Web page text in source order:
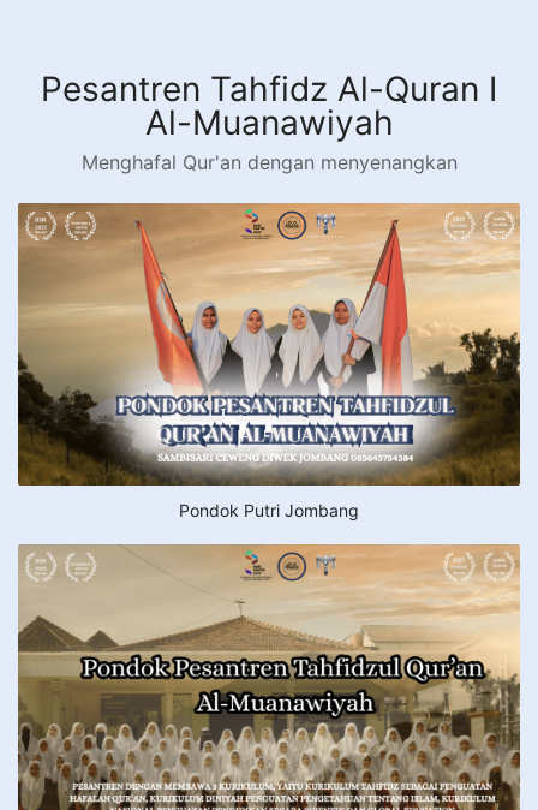
kontenPesantren Tahfidz Al-Quran I
Al-Muanawiyah
Menghafal Qur'an dengan menyenangkan
Pondok Putri Jombang